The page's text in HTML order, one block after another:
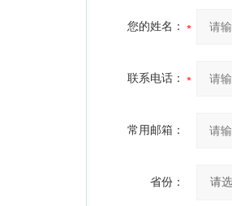
您的姓名：
联系电话：
常用邮箱：
省份：